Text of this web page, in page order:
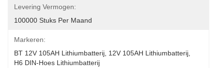
Levering Vermogen:
100000 Stuks Per Maand
Markeren:
BT 12V 105AH Lithiumbatterij 12V 105AH Lithiumbatterij
H6 DIN-Hoes Lithiumbatterij